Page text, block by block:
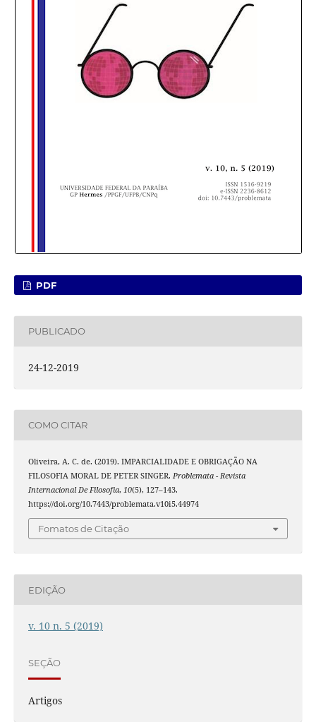
PDF
PUBLICADO
24-12-2019
COMO CITAR
Oliveira, A. C. de. (2019). IMPARCIALIDADE E OBRIGAÇÃO NA
FILOSOFIA MORAL DE PETER SINGER. Problemata - Revista
Internacional De Filosofia, 10(5), 127–143.
https://doi.org/10.7443/problemata.v10i5.44974
Fomatos de Citação
EDIÇÃO
v. 10 n. 5 (2019)
SEÇÃO
Artigos